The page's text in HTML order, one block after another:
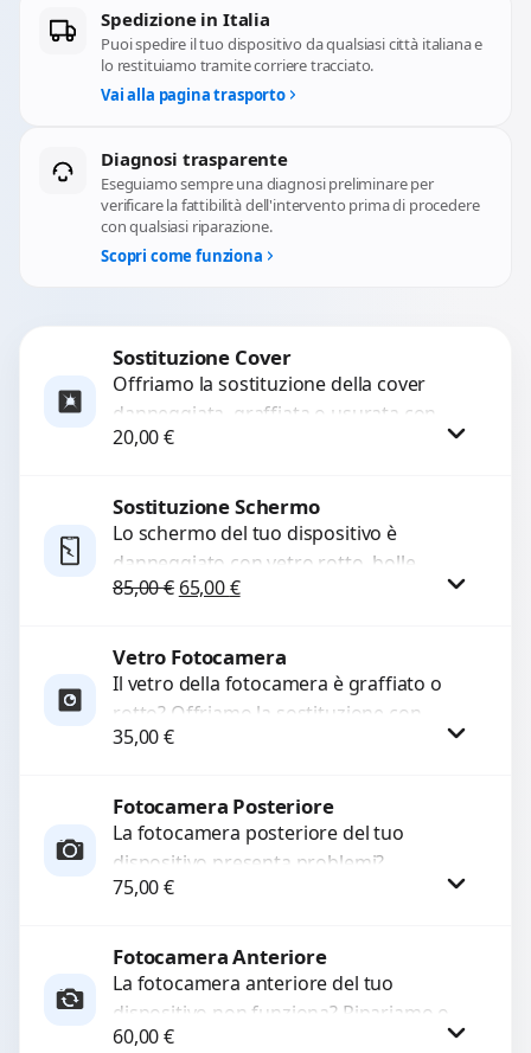
Spedizione in Italia
Puoi spedire il tuo dispositivo da qualsiasi città italiana e
lo restituiamo tramite corriere tracciato.
Vai alla pagina trasporto
Diagnosi trasparente
Eseguiamo sempre una diagnosi preliminare per
verificare la fattibilità dell'intervento prima di procedere
con qualsiasi riparazione.
Scopri come funziona
Sostituzione Cover
Offriamo la sostituzione della cover
danneggiata, graffiata o usurata con
ricambi di alta qualità e garantiti.
20,00€
Procedi
Sostituzione Schermo
Lo schermo del tuo dispositivo è
danneggiato con vetro rotto, bolle,
macchie, schermo nero o pixel morti?
85,00€ Il prezzo originale era: 85,00 €.
65,00€Il prezzo attuale è: 65,00 €.
Procedi
Vetro Fotocamera
Il vetro della fotocamera è graffiato o
rotto? Offriamo la sostituzione con
ricambi di alta qualità garantiti per 3
35,00€
Procedi
Fotocamera Posteriore
La fotocamera posteriore del tuo
dispositivo presenta problemi?
Interveniamo per risolvere guasti come
funzionante,...
75,00€
Procedi
Fotocamera Anteriore
La fotocamera anteriore del tuo
dispositivo non funziona? Ripariamo o
sostituiamo fotocamere guaste con
60,00€